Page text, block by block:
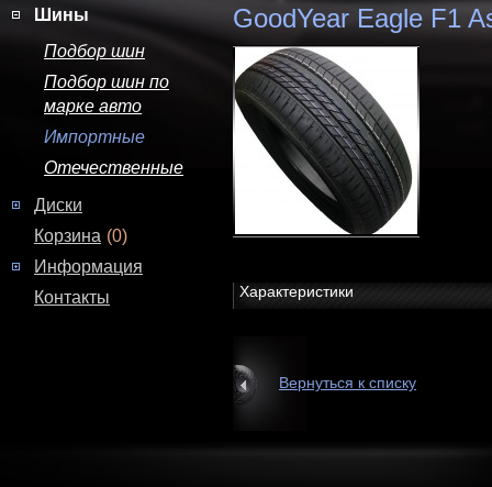
Шины
Подбор шин
Подбор шин по
марке авто
Импортные
Отечественные
Диски
Корзина (0)
Информация
Контакты
GoodYear Eagle F1
Характеристики
Вернуться к списку